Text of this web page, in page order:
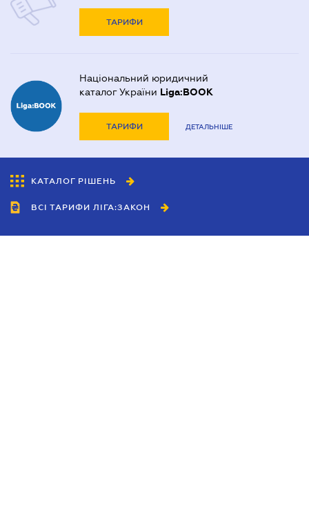
ТАРИФИ
Національний юридичний
каталог України Liga:BOOK
ТАРИФИ ДЕТАЛЬНІШЕ
КАТАЛОГ РІШЕНЬ
ВСІ ТАРИФИ ЛІГА:ЗАКОН